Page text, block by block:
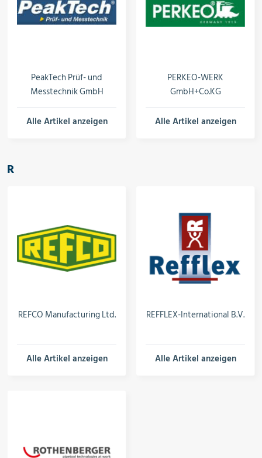
PeakTech Prüf- und
Messtechnik GmbH
Alle Artikel anzeigen
PERKEO-WERK
GmbH+Co.KG
Alle Artikel anzeigen
R
REFCO Manufacturing Ltd.
Alle Artikel anzeigen
REFFLEX-International B.V.
Alle Artikel anzeigen